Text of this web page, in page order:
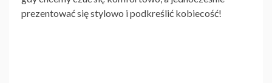
prezentować się stylowo i podkreślić kobiecość!